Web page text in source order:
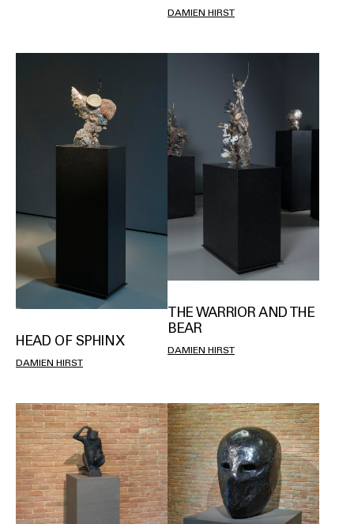
DAMIEN HIRST
HEAD OF SPHINX
DAMIEN HIRST
THE WARRIOR AND THE
BEAR
DAMIEN HIRST